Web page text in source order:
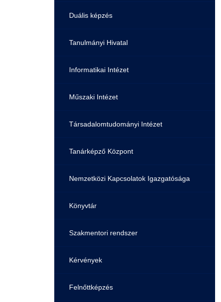
Duális képzés
Átjelentkezés
Gyakori Kérdések
Pályaorientációs tanácsadás
MTMI Szakok
Sportolóként egyetemista
Könyvtár
K+F+I
Tanulmányi Tájékoztató
HASIT
Nyelvvizsga
Neptun
DIÁKHITEL
Moodle
Átjelentkezőknek
Hallgatói pályázatok
Karrier
Duális képzés
Tanulmányi Hivatal
Informatikai Intézet
Műszaki Intézet
Társadalomtudományi Intézet
Tanárképző Központ
Nemzetközi Kapcsolatok Igazgatósága
Könyvtár
Szakmentori rendszer
Kérvények
Felnőttképzés